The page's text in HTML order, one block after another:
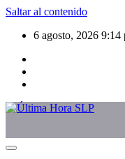
Saltar al contenido
6 agosto, 2026 9:14